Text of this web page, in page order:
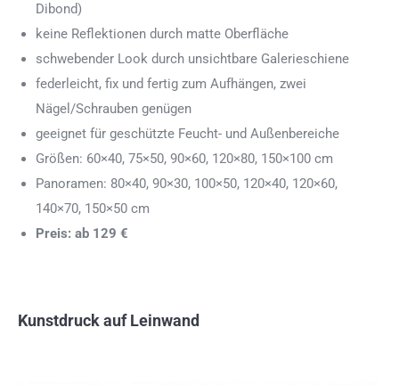
Dibond)
keine Reflektionen durch matte Oberfläche
schwebender Look durch unsichtbare Galerieschiene
federleicht, fix und fertig zum Aufhängen, zwei
Nägel/Schrauben genügen
geeignet für geschützte Feucht- und Außenbereiche
Größen: 60×40, 75×50, 90×60, 120×80, 150×100 cm
Panoramen: 80×40, 90×30, 100×50, 120×40, 120×60,
140×70, 150×50 cm
Preis: ab 129 €
Kunstdruck auf Leinwand